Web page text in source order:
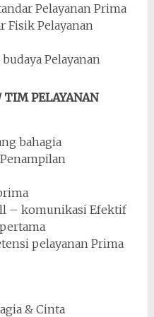
Pelayanan Prima
Fisik Pelayanan
Pelayanan
PELAYANAN
bahagia
– komunikasi Efektif
pelayanan Prima
& Cinta